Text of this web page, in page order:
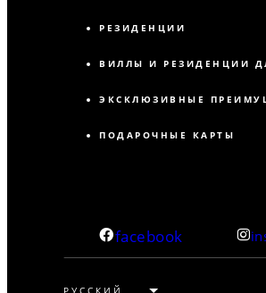
РЕЗИДЕНЦИИ
ВИЛЛЫ И РЕЗИДЕНЦИИ
ЭКСКЛЮЗИВНЫЕ
ПОДАРОЧНЫЕ КАРТЫ
facebook